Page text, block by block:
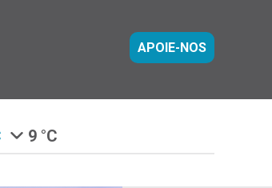
APOIE-NOS
9 °C